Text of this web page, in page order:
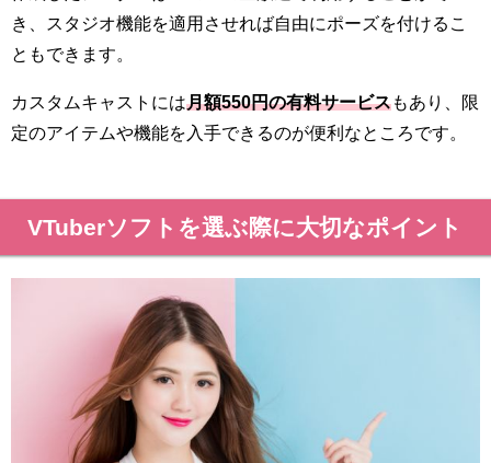
き、スタジオ機能を適用させれば自由にポーズを付けるこ
ともできます。
カスタムキャストには月額550円の有料サービスもあり、限
定のアイテムや機能を入手できるのが便利なところです。
VTuberソフトを選ぶ際に大切なポイント